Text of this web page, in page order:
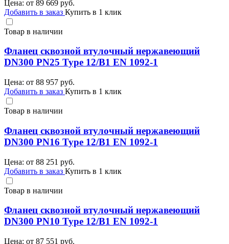
Цена: от 89 669 руб.
Добавить в заказ Купить в 1 клик
Товар в наличии
Фланец сквозной втулочный нержавеющий
DN300 PN25 Type 12/B1 EN 1092-1
Цена: от 88 957 руб.
Добавить в заказ Купить в 1 клик
Товар в наличии
Фланец сквозной втулочный нержавеющий
DN300 PN16 Type 12/B1 EN 1092-1
Цена: от 88 251 руб.
Добавить в заказ Купить в 1 клик
Товар в наличии
Фланец сквозной втулочный нержавеющий
DN300 PN10 Type 12/B1 EN 1092-1
Цена: от 87 551 руб.